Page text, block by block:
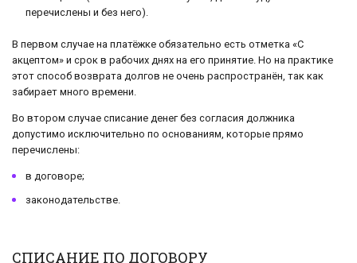
перечислены и без него).
В первом случае на платёжке обязательно есть отметка «С
акцептом» и срок в рабочих днях на его принятие. Но на практике
этот способ возврата долгов не очень распространён, так как
забирает много времени.
Во втором случае списание денег без согласия должника
допустимо исключительно по основаниям, которые прямо
перечислены:
в договоре;
законодательстве.
СПИСАНИЕ ПО ДОГОВОРУ